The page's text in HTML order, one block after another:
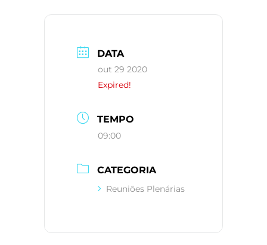
DATA
out 29 2020
Expired!
TEMPO
09:00
CATEGORIA
Reuniões Plenárias